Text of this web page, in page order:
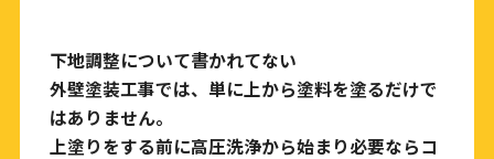
下地調整について書かれてない
外壁塗装工事では、単に上から塗料を塗るだけで
はありません。
上塗りをする前に高圧洗浄から始まり必要ならコ